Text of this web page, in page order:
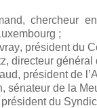
, chercheur
;
, président du
, directeur général
, président de
, sénateur de la
président du